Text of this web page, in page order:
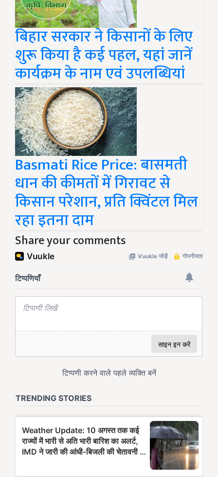
बिहार सरकार ने किसानों के लिए
शुरू किया है कई पहल, यहां जानें
कार्यक्रम के नाम एवं उपलब्धियां
Basmati Rice Price: बासमती
धान की कीमतों में गिरावट से
किसान परेशान, प्रति क्विंटल मिल
रहा इतना दाम
Share your comments